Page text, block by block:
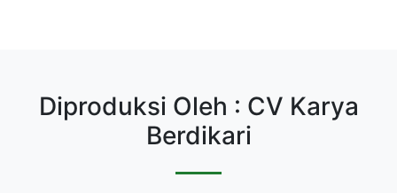
Diproduksi Oleh : CV Karya
Berdikari